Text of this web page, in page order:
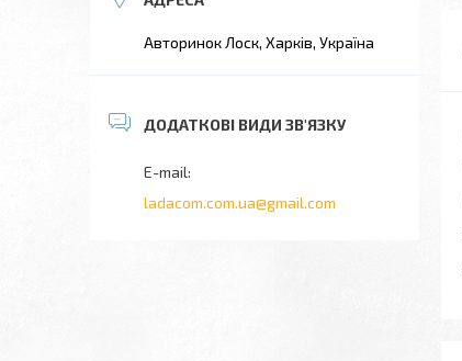
Авторинок Лоск, Харків, Україна
ladacom.com.ua@gmail.com